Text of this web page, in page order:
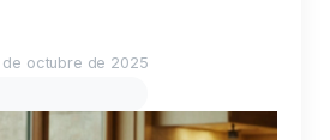
de octubre de 2025